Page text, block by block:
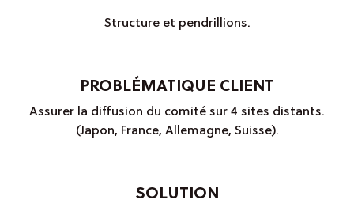
Structure et pendrillions.
PROBLÉMATIQUE CLIENT
Assurer la diffusion du comité sur 4 sites distants.
(Japon, France, Allemagne, Suisse).
SOLUTION